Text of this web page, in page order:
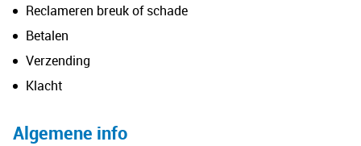
Reclameren breuk of schade
Betalen
Verzending
Klacht
Algemene info